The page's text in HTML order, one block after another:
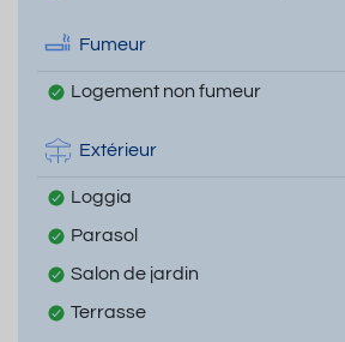
Fumeur
Logement non fumeur
Extérieur
Loggia
Parasol
Salon de jardin
Terrasse